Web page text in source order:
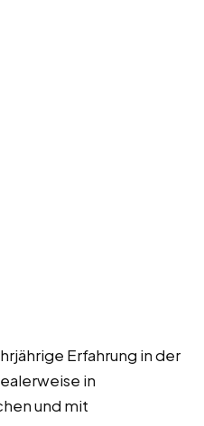
Erfahrung in der
in
und mit